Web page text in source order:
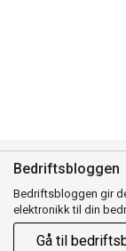
Bedriftsbloggen
Bedriftsbloggen gir
elektronikk til din
Gå til